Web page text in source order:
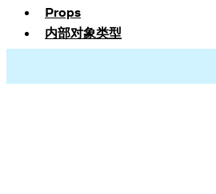
Props
内部对象类型